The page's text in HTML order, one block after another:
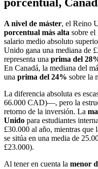
A nivel de máster, el Reino
porcentual más alta sobre el
salario medio absoluto
Unido gana una mediana de
representa una prima del
En Canadá, la mediana del
una prima del 24% sobre la
La diferencia absoluta es
66.000 CAD)—, pero la
retorno de la inversión. La
Unido para estudiantes
£30.000 al año, mientras que
se sitúa en una media de
£23.000).
Al tener en cuenta la menor